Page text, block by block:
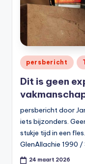
Geplaatst
in
persbericht
Dit is geen
persbericht door
iets bijzonders.
stukje tijd in een
GlenAllachie 1990 /
24 maart 2026